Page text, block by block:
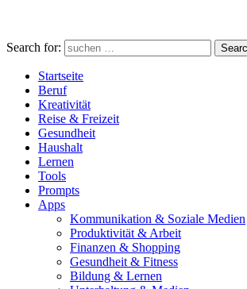
Search for:
Startseite
Beruf
Kreativität
Reise & Freizeit
Gesundheit
Haushalt
Lernen
Tools
Prompts
Apps
Kommunikation & Soziale Medien
Produktivität & Arbeit
Finanzen & Shopping
Gesundheit & Fitness
Bildung & Lernen